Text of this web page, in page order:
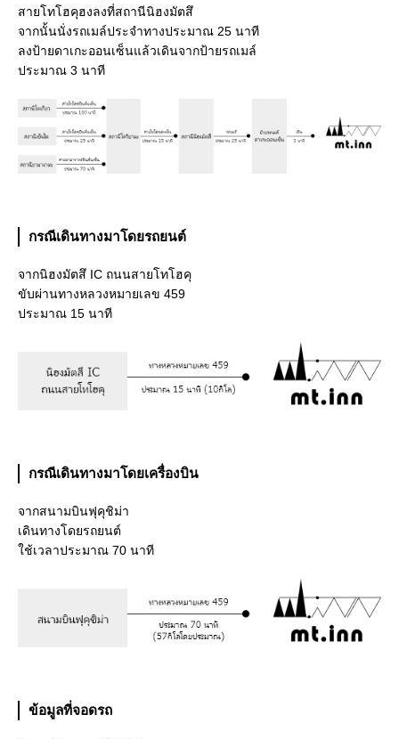
สายโทโฮคุฮงลงที่สถานีนิฮงมัตสึ
จากนั้นนั่งรถเมล์ประจำทางประมาณ 25 นาที
ลงป้ายดาเกะออนเซ็นแล้วเดินจากป้ายรถเมล์
ประมาณ 3 นาที
กรณีเดินทางมาโดยรถยนต์
จากนิฮงมัตสึ IC ถนนสายโทโฮคุ
ขับผ่านทางหลวงหมายเลข 459
ประมาณ 15 นาที
กรณีเดินทางมาโดยเครื่องบิน
จากสนามบินฟุคุชิม่า
เดินทางโดยรถยนต์
ใช้เวลาประมาณ 70 นาที
ข้อมูลที่จอดรถ